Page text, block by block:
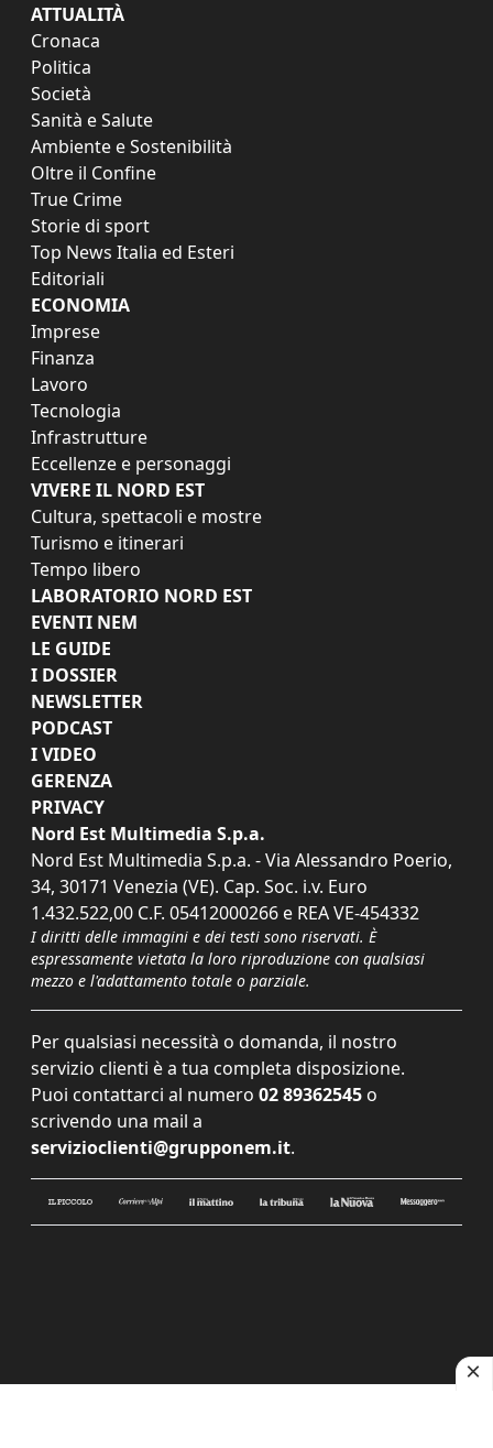
ATTUALITÀ
Cronaca
Politica
Società
Sanità e Salute
Ambiente e Sostenibilità
Oltre il Confine
True Crime
Storie di sport
Top News Italia ed Esteri
Editoriali
ECONOMIA
Imprese
Finanza
Lavoro
Tecnologia
Infrastrutture
Eccellenze e personaggi
VIVERE IL NORD EST
Cultura, spettacoli e mostre
Turismo e itinerari
Tempo libero
LABORATORIO NORD EST
EVENTI NEM
LE GUIDE
I DOSSIER
NEWSLETTER
PODCAST
I VIDEO
GERENZA
PRIVACY
Nord Est Multimedia S.p.a.
Nord Est Multimedia S.p.a. - Via Alessandro Poerio,
34, 30171 Venezia (VE). Cap. Soc. i.v. Euro
1.432.522,00 C.F. 05412000266 e REA VE-454332
I diritti delle immagini e dei testi sono riservati. È
espressamente vietata la loro riproduzione con qualsiasi
mezzo e l'adattamento totale o parziale.
Per qualsiasi necessità o domanda, il nostro
servizio clienti è a tua completa disposizione.
Puoi contattarci al numero 02 89362545 o
scrivendo una mail a
servizioclienti@grupponem.it.